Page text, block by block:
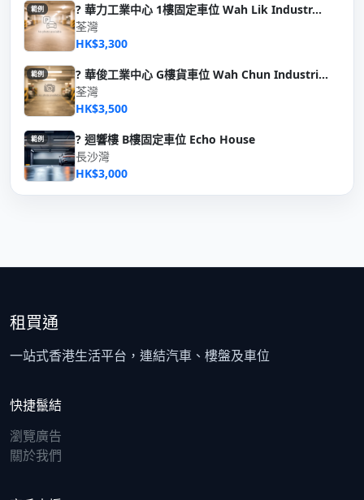
範例
? 華力工業中心 1樓固定車位 Wah Lik Industr...
荃灣
HK$3,300
範例
? 華俊工業中心 G樓貨車位 Wah Chun Industri...
荃灣
HK$3,500
範例
? 迴響樓 B樓固定車位 Echo House
長沙灣
HK$3,000
租買通
一站式香港生活平台，連結汽車、樓盤及車位
快捷鬣結
瀏覽廣告
關於我們